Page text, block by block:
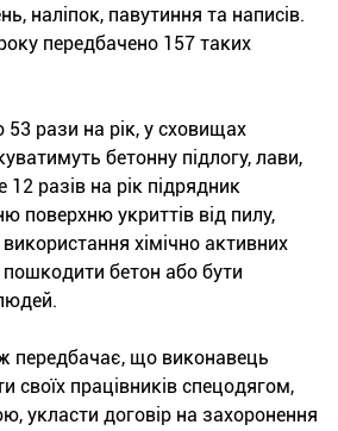
наліпок, павутиння та написів.
передбачено 157 таких
рази на рік, у сховищах
бетонну підлогу, лави,
12 разів на рік підрядник
поверхню укриттів від пилу,
хімічно активних
пошкодити бетон або бути
передбачає, що виконавець
своїх працівників спецодягом,
укласти договір на захоронення